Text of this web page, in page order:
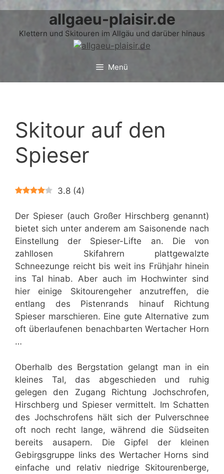
Inhalt
allgaeu-plaisir.de
Klettern und Skitouren im Allgäu und darüber hinaus
Menü
Skitour auf den
Spieser
3.8 (4)
Der Spieser (auch Großer Hirschberg genannt)
bietet sich unter anderem am Saisonende nach
Einstellung der Spieser-Lifte an. Die von
zahllosen Skifahrern plattgewalzte
Schneezunge reicht bis weit ins Frühjahr hinein
ins Tal hinab. Aber auch im Hochwinter sind
hier einige Skitourengeher anzutreffen, die
entlang des Pistenrands hinauf Richtung
Spieser marschieren. Eine gute Alternative zum
oft überlaufenen benachbarten Wertacher Horn
…
Oberhalb des Bergstation gelangt man in ein
kleines Tal, das abgeschieden und ruhig
gelegen den Zugang Richtung Jochschrofen,
Hirschberg und Spieser vermittelt. Im Schatten
des Jochschrofens hält sich der Pulverschnee
oft noch recht lange, während die Südseiten
bereits ausapern. Die Gipfel der kleinen
Gebirgsgruppe links des Wertacher Horns sind
einfache und relativ niedrige Skitourenberge,